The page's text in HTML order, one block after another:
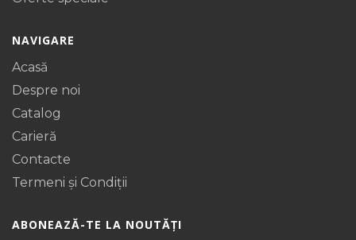
NAVIGARE
Acasă
Despre noi
Catalog
Carieră
Contacte
Termeni și Condiții
ABONEAZĂ-TE LA NOUTĂȚI